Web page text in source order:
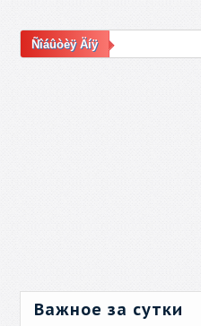
Ñîáûòèÿ Äíÿ
Важное за сутки